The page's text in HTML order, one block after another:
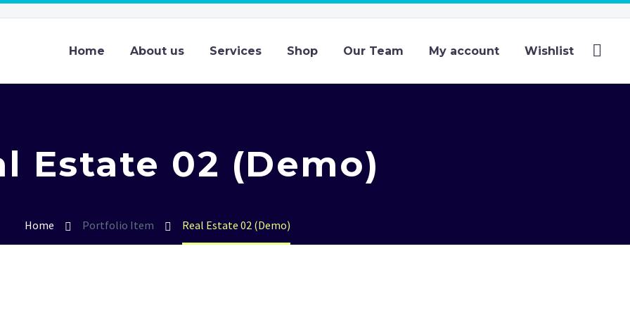
Home About us Services Shop Our Team My account Wishlist
Estate 02 (Demo)
Home Portfolio Item Real Estate 02 (Demo)